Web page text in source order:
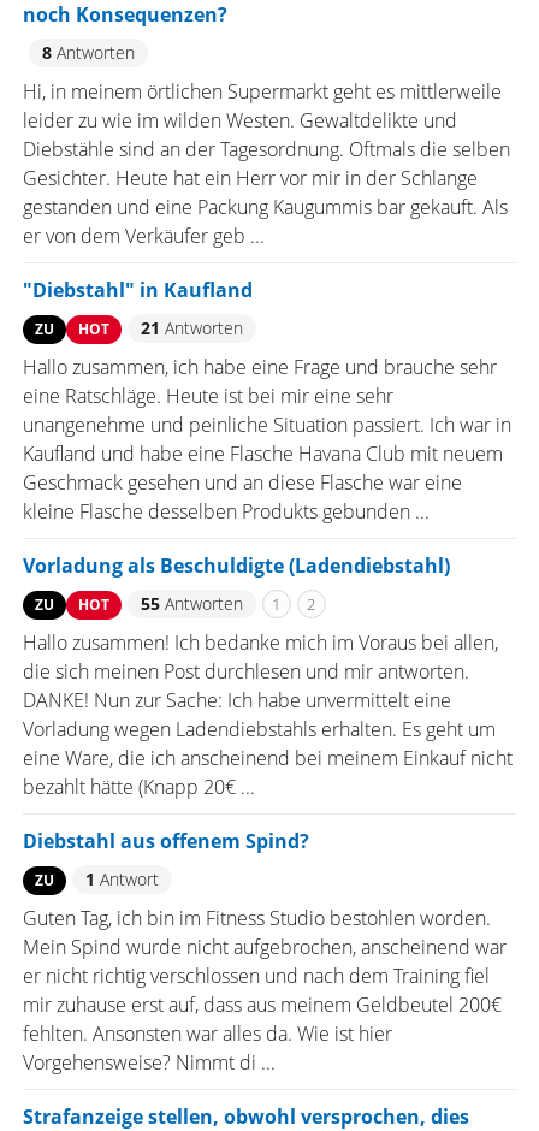
noch Konsequenzen?
8Antworten
Hi, in meinem örtlichen Supermarkt geht es mittlerweile
leider zu wie im wilden Westen. Gewaltdelikte und
Diebstähle sind an der Tagesordnung. Oftmals die selben
Gesichter. Heute hat ein Herr vor mir in der Schlange
gestanden und eine Packung Kaugummis bar gekauft. Als
er von dem Verkäufer geb ...
"Diebstahl" in Kaufland
ZU HOT 21 Antworten
Hallo zusammen, ich habe eine Frage und brauche sehr
eine Ratschläge. Heute ist bei mir eine sehr
unangenehme und peinliche Situation passiert. Ich war in
Kaufland und habe eine Flasche Havana Club mit neuem
Geschmack gesehen und an diese Flasche war eine
kleine Flasche desselben Produkts gebunden ...
Vorladung als Beschuldigte (Ladendiebstahl)
ZU HOT 55Antworten 1 2
Hallo zusammen! Ich bedanke mich im Voraus bei allen,
die sich meinen Post durchlesen und mir antworten.
DANKE! Nun zur Sache: Ich habe unvermittelt eine
Vorladung wegen Ladendiebstahls erhalten. Es geht um
eine Ware, die ich anscheinend bei meinem Einkauf nicht
bezahlt hätte (Knapp 20€ ...
Diebstahl aus offenem Spind?
ZU 1 Antwort
Guten Tag, ich bin im Fitness Studio bestohlen worden.
Mein Spind wurde nicht aufgebrochen, anscheinend war
er nicht richtig verschlossen und nach dem Training fiel
mir zuhause erst auf, dass aus meinem Geldbeutel 200€
fehlten. Ansonsten war alles da. Wie ist hier
Vorgehensweise? Nimmt di ...
Strafanzeige stellen, obwohl versprochen, dies